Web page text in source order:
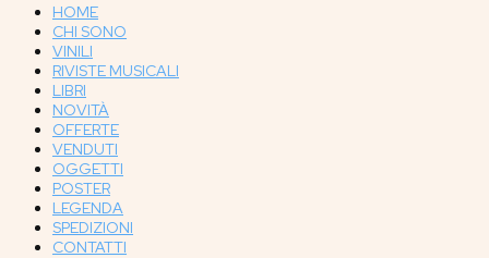
HOME
CHI SONO
VINILI
RIVISTE MUSICALI
LIBRI
NOVITÀ
OFFERTE
VENDUTI
OGGETTI
POSTER
LEGENDA
SPEDIZIONI
CONTATTI